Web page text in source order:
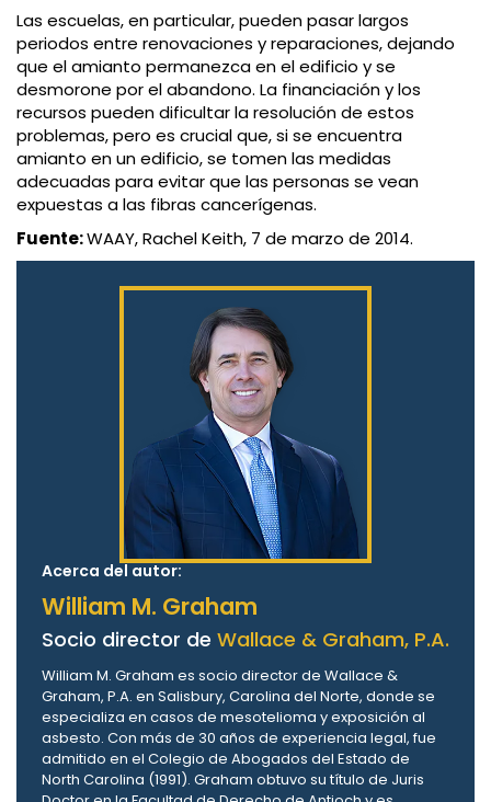
Las escuelas, en particular, pueden pasar largos
periodos entre renovaciones y reparaciones, dejando
que el amianto permanezca en el edificio y se
desmorone por el abandono. La financiación y los
recursos pueden dificultar la resolución de estos
problemas, pero es crucial que, si se encuentra
amianto en un edificio, se tomen las medidas
adecuadas para evitar que las personas se vean
expuestas a las fibras cancerígenas.
Fuente:WAAY, Rachel Keith, 7 de marzo de 2014.
Acerca del autor:
William M. Graham
Socio director de Wallace & Graham, P.A.
William M. Graham es socio director de Wallace &
Graham, P.A. en Salisbury, Carolina del Norte, donde se
especializa en casos de mesotelioma y exposición al
asbesto. Con más de 30 años de experiencia legal, fue
admitido en el Colegio de Abogados del Estado de
North Carolina (1991). Graham obtuvo su título de Juris